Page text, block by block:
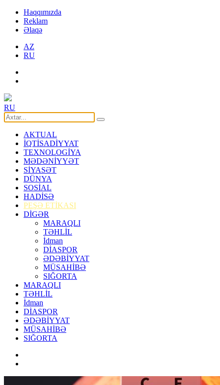
Haqqımızda
Reklam
Əlaqə
AZ
RU
RU
AKTUAL
İQTİSADİYYAT
TEXNOLOGİYA
MƏDƏNİYYƏT
SİYASƏT
DÜNYA
SOSİAL
HADİSƏ
PEŞƏ ETİKASI
DİGƏR
MARAQLI
TƏHLİL
İdman
DİASPOR
ƏDƏBİYYAT
MÜSAHİBƏ
SIĞORTA
MARAQLI
TƏHLİL
İdman
DİASPOR
ƏDƏBİYYAT
MÜSAHİBƏ
SIĞORTA